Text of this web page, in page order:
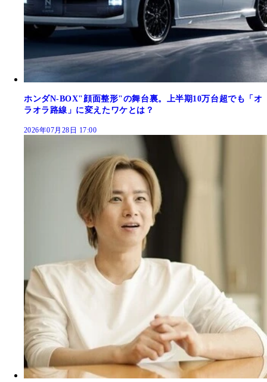
ホンダN-BOX"顔面整形"の舞台裏。上半期10万台超でも「オ
ラオラ路線」に変えたワケとは？
2026年07月28日 17:00